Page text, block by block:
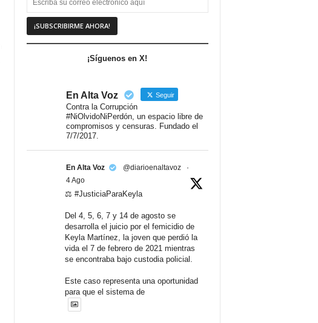
¡Síguenos en X!
En Alta Voz Seguir
Contra la Corrupción
#NiOlvidoNiPerdón, un espacio libre de
compromisos y censuras. Fundado el
7/7/2017.
En Alta Voz @diarioenaltavoz
·
4 Ago
⚖️ #JusticiaParaKeyla
Del 4, 5, 6, 7 y 14 de agosto se
desarrolla el juicio por el femicidio de
Keyla Martínez, la joven que perdió la
vida el 7 de febrero de 2021 mientras
se encontraba bajo custodia policial.
Este caso representa una oportunidad
para que el sistema de